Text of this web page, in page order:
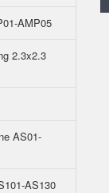
AMP05
2.3x2.3
AS01-
AS130